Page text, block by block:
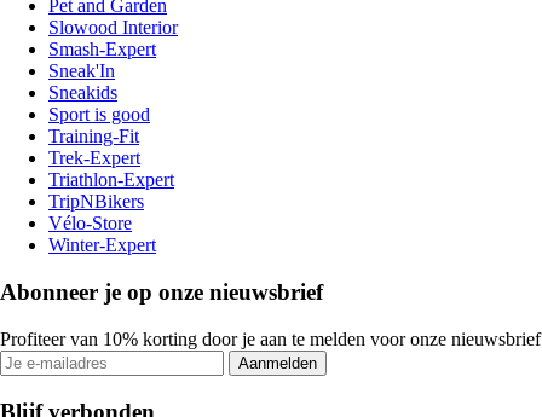
Pet and Garden
Slowood Interior
Smash-Expert
Sneak'In
Sneakids
Sport is good
Training-Fit
Trek-Expert
Triathlon-Expert
TripNBikers
Vélo-Store
Winter-Expert
Abonneer je op onze nieuwsbrief
Profiteer van 10% korting door je aan te melden voor onze nieuwsbrief
Aanmelden
Blijf verbonden